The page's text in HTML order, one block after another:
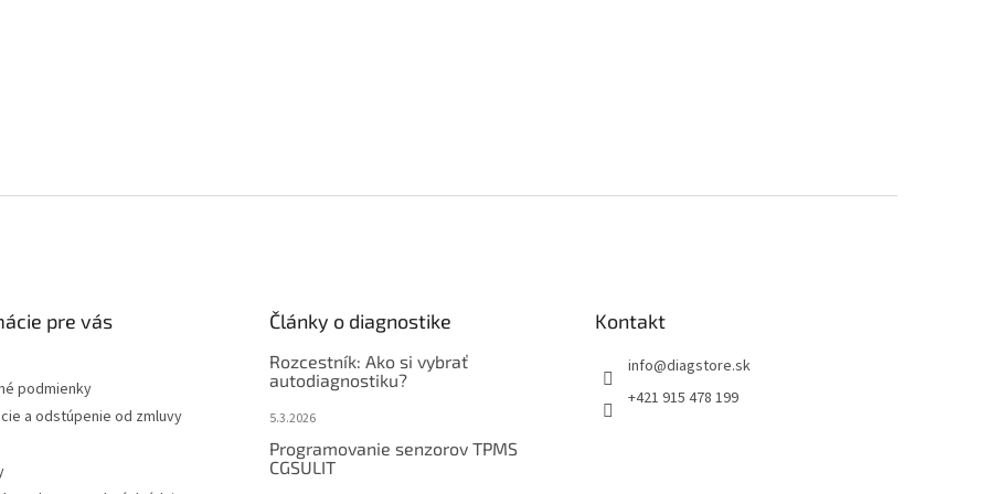
pre vás
podmienky
a odstúpenie od zmluvy
Články o diagnostike
Rozcestník: Ako si vybrať
autodiagnostiku?
5.3.2026
Programovanie senzorov TPMS
CGSULIT
Kontakt
info@diagstore.sk
+421 915 478 199